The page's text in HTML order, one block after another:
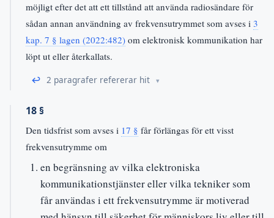
möjligt efter det att ett tillstånd att använda radiosändare för
sådan annan användning av frekvensutrymmet som avses i 3
kap. 7 § lagen (2022:482) om elektronisk kommunikation har
löpt ut eller återkallats.
↩ 2 paragrafer refererar hit
18 §
Den tidsfrist som avses i 17 § får förlängas för ett visst
frekvensutrymme om
en begränsning av vilka elektroniska
kommunikationstjänster eller vilka tekniker som
får användas i ett frekvensutrymme är motiverad